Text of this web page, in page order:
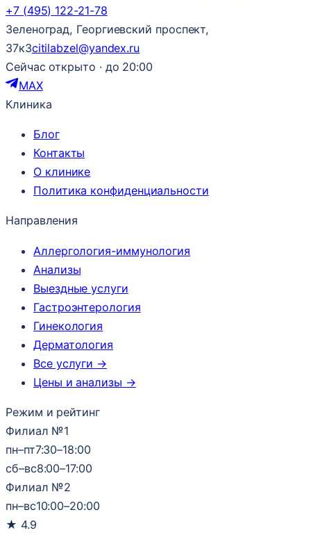
+7 (495) 122-21-78
Зеленоград, Георгиевский проспект,
37к3citilabzel@yandex.ru
Сейчас открыто · до 20:00
MAX
Клиника
Блог
Контакты
О клинике
Политика конфиденциальности
Направления
Аллергология-иммунология
Анализы
Выездные услуги
Гастроэнтерология
Гинекология
Дерматология
Все услуги →
Цены и анализы →
Режим и рейтинг
Филиал №1
пн–пт7:30–18:00
сб–вс8:00–17:00
Филиал №2
пн–вс10:00–20:00
★ 4.9